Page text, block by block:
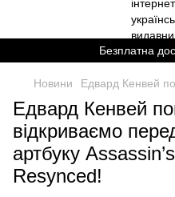
Безплатна
Новини Едвард Кенвей
Едвард Кенвей
відкриваємо
артбуку
Resynced!